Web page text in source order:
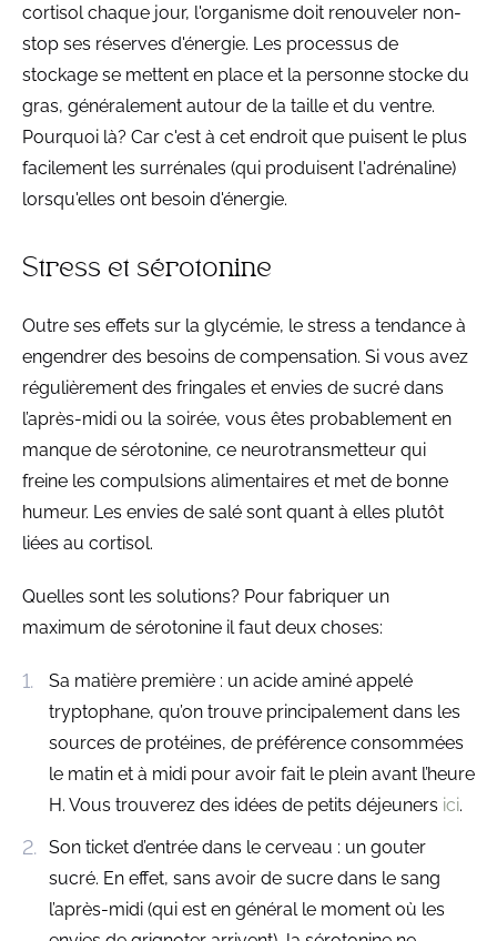
cortisol chaque jour, l'organisme doit renouveler non-
stop ses réserves d'énergie. Les processus de
stockage se mettent en place et la personne stocke du
gras, généralement autour de la taille et du ventre.
Pourquoi là? Car c'est à cet endroit que puisent le plus
facilement les surrénales (qui produisent l'adrénaline)
lorsqu'elles ont besoin d'énergie.
Stress et sérotonine
Outre ses effets sur la glycémie, le stress a tendance à
engendrer des besoins de compensation. Si vous avez
régulièrement des fringales et envies de sucré dans
l’après-midi ou la soirée, vous êtes probablement en
manque de sérotonine, ce neurotransmetteur qui
freine les compulsions alimentaires et met de bonne
humeur. Les envies de salé sont quant à elles plutôt
liées au cortisol.
Quelles sont les solutions? Pour fabriquer un
maximum de sérotonine il faut deux choses:
Sa matière première : un acide aminé appelé
tryptophane, qu’on trouve principalement dans les
sources de protéines, de préférence consommées
le matin et à midi pour avoir fait le plein avant l’heure
H. Vous trouverez des idées de petits déjeuners ici.
Son ticket d’entrée dans le cerveau : un gouter
sucré. En effet, sans avoir de sucre dans le sang
l’après-midi (qui est en général le moment où les